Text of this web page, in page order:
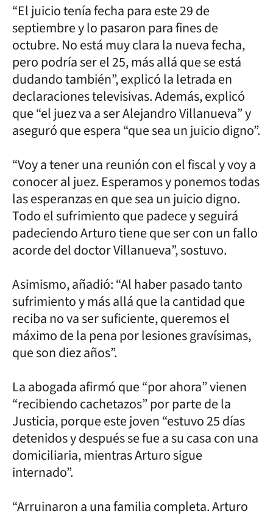
“El juicio tenía fecha para este 29 de
septiembre y lo pasaron para fines de
octubre. No está muy clara la nueva fecha,
pero podría ser el 25, más allá que se está
dudando también”, explicó la letrada en
declaraciones televisivas. Además, explicó
que “el juez va a ser Alejandro Villanueva” y
aseguró que espera “que sea un juicio digno”.
“Voy a tener una reunión con el fiscal y voy a
conocer al juez. Esperamos y ponemos todas
las esperanzas en que sea un juicio digno.
Todo el sufrimiento que padece y seguirá
padeciendo Arturo tiene que ser con un fallo
acorde del doctor Villanueva”, sostuvo.
Asimismo, añadió: “Al haber pasado tanto
sufrimiento y más allá que la cantidad que
reciba no va ser suficiente, queremos el
máximo de la pena por lesiones gravísimas,
que son diez años”.
La abogada afirmó que “por ahora” vienen
“recibiendo cachetazos” por parte de la
Justicia, porque este joven “estuvo 25 días
detenidos y después se fue a su casa con una
domiciliaria, mientras Arturo sigue
internado”.
“Arruinaron a una familia completa. Arturo